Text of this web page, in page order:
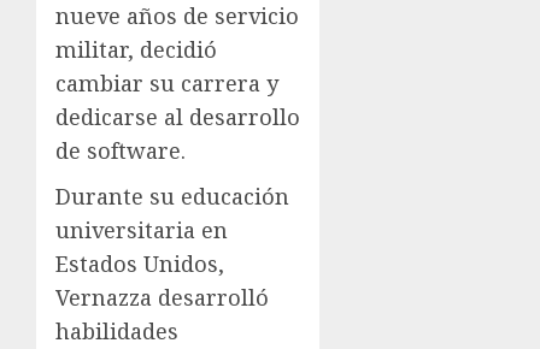
nueve años de servicio
militar, decidió
cambiar su carrera y
dedicarse al desarrollo
de software.
Durante su educación
universitaria en
Estados Unidos,
Vernazza desarrolló
habilidades